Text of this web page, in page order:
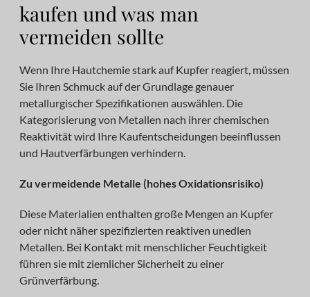
kaufen und was man
vermeiden sollte
Wenn Ihre Hautchemie stark auf Kupfer reagiert, müssen
Sie Ihren Schmuck auf der Grundlage genauer
metallurgischer Spezifikationen auswählen. Die
Kategorisierung von Metallen nach ihrer chemischen
Reaktivität wird Ihre Kaufentscheidungen beeinflussen
und Hautverfärbungen verhindern.
Zu vermeidende Metalle (hohes Oxidationsrisiko)
Diese Materialien enthalten große Mengen an Kupfer
oder nicht näher spezifizierten reaktiven unedlen
Metallen. Bei Kontakt mit menschlicher Feuchtigkeit
führen sie mit ziemlicher Sicherheit zu einer
Grünverfärbung.